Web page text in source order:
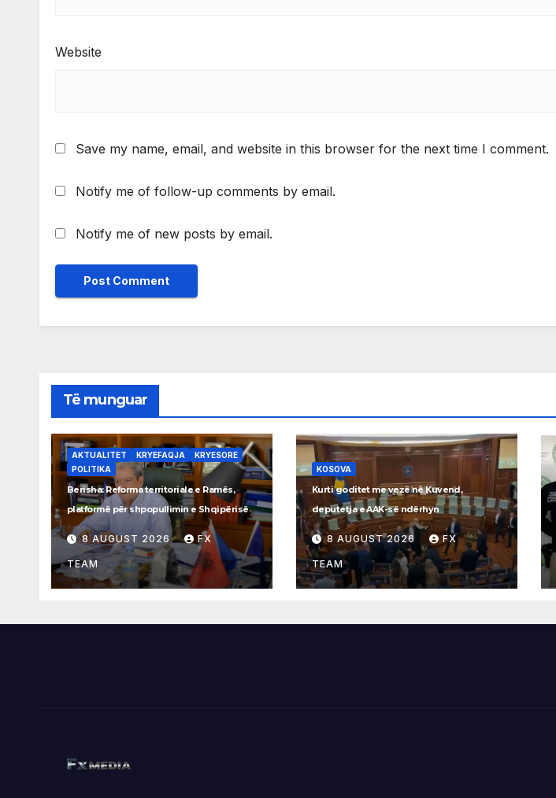
Website
Save my name, email, and website in this browser for the next time I comment.
Notify me of follow-up comments by email.
Notify me of new posts by email.
Të munguar
AKTUALITET KRYEFAQJA
KRYESORE
POLITIKA
Berisha: Reforma territoriale e Ramës,
platformë për shpopullimin e Shqipërisë
8 AUGUST 2026 FX
TEAM
KOSOVA
Kurti goditet me vezë në Kuvend,
deputetja e AAK-së ndërhyn
8 AUGUST 2026 FX
TEAM